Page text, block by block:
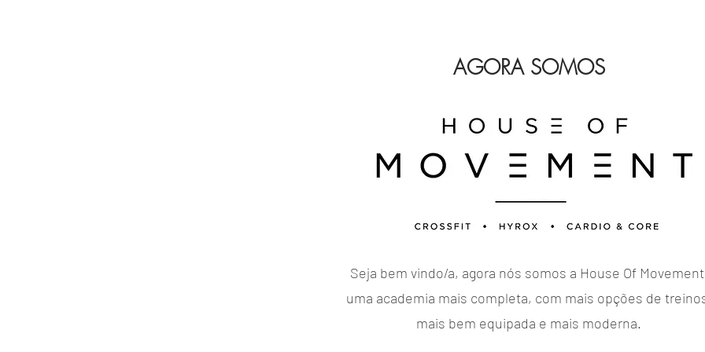
AGORA SOMOS
Seja bem vindo/a, agora nós somos a House Of
uma academia mais completa, com mais opções de
mais bem equipada e mais moderna.